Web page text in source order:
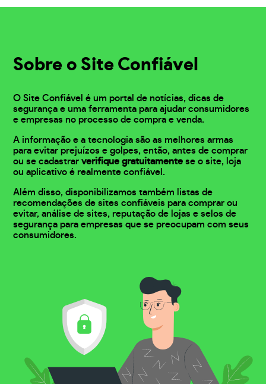
Sobre o Site Confiável
O Site Confiável é um portal de notícias, dicas de
segurança e uma ferramenta para ajudar consumidores
e empresas no processo de compra e venda.
A informação e a tecnologia são as melhores armas
para evitar prejuízos e golpes, então, antes de comprar
ou se cadastrarverifique gratuitamente se o site, loja
ou aplicativo é realmente confiável.
Além disso, disponibilizamos também listas de
recomendações de sites confiáveis para comprar ou
evitar, análise de sites, reputação de lojas e selos de
segurança para empresas que se preocupam com seus
consumidores.